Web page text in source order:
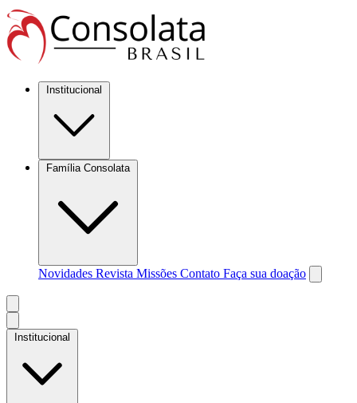
Institucional
Família Consolata
Novidades Revista Missões Contato Faça sua doação
Institucional